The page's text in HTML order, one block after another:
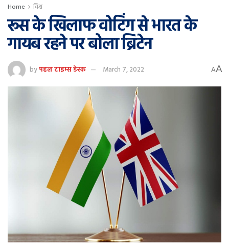
Home विश्व
रूस के खिलाफ वोटिंग से भारत के
गायब रहने पर बोला ब्रिटेन
byपहल टाइम्स डेस्क March 7, 2022 AA